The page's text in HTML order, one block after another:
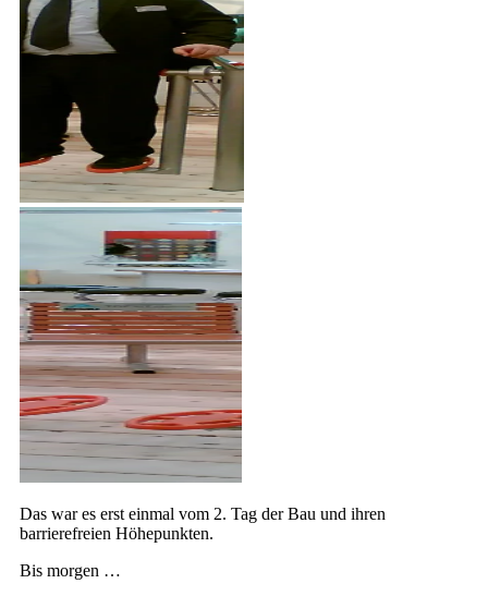
Das war es erst einmal vom 2. Tag der Bau und ihren
barrierefreien Höhepunkten.
Bis morgen …